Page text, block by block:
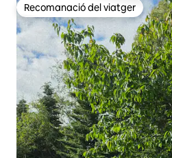
Recomanació del viatger
Recomanació del viatger